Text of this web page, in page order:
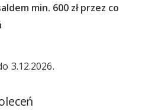
min. 600 zł przez co
3.12.2026.